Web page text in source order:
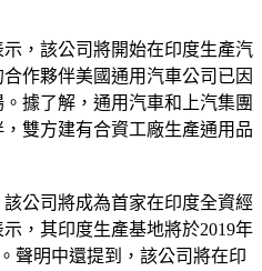
，該公司將開始在印度生產汽
作夥伴美國通用汽車公司已因
據了解，通用汽車和上汽集團
雙方建有合資工廠生產通用品
該公司將成為首家在印度全資經
，其印度生產基地將於2019年
聲明中還提到，該公司將在印